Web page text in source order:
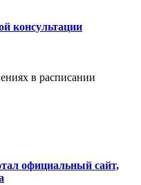
консультации
в расписании
официальный сайт,